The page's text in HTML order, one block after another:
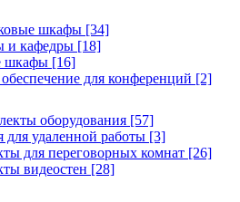
шкафы [34]
и кафедры [18]
шкафы [16]
для конференций [2]
оборудования [57]
для удаленной работы [3]
для переговорных комнат [26]
видеостен [28]